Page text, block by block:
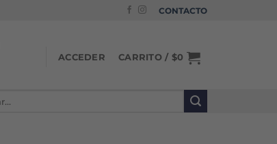
CONTACTO
ACCEDER CARRITO / $0